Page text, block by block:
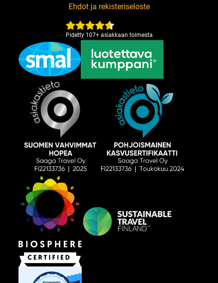
Ehdot ja rekisteriseloste
Pidetty 107+ asiakkaan toimesta